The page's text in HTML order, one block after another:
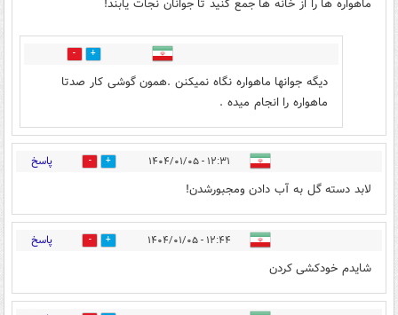
ماهواره ها را از خانه ها جمع کنید تا جوانان نجات یابند!
26
دیگه جوانها ماهواره نگاه نمیکنن .همون گوشی کار صدتا
ماهواره را انجام میده .
۱۲:۳۱ - ۱۴۰۴/۰۱/۰۵ 8 پاسخ
لابد دسته گل به آب دادن ومجبورشدن!
۱۲:۴۴ - ۱۴۰۴/۰۱/۰۵ 6 پاسخ
شایدم خودکشی کردن